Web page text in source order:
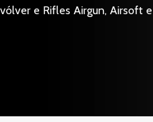
e Rifles Airgun, Airsoft